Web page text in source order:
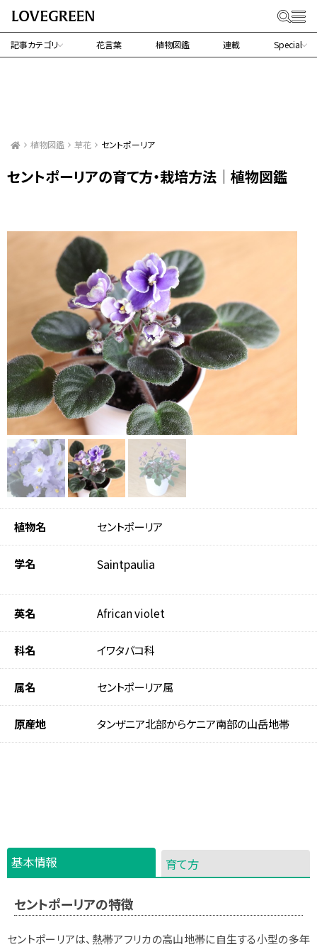
記事カテゴリ 花言葉 植物図鑑 連載 Special
植物図鑑 草花 セントポーリア
セントポーリアの育て方・栽培方法｜植物図鑑
植物名 セントポーリア
学名 Saintpaulia
英名 African violet
科名 イワタバコ科
属名 セントポーリア属
原産地 タンザニア北部からケニア南部の山岳地帯
基本情報 育て方
セントポーリアの特徴
セントポーリアは、熱帯アフリカの高山地帯に自生する小型の多年